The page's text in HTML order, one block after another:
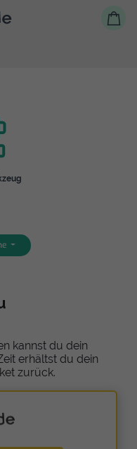
kannst du dein
erhältst du dein
zurück.